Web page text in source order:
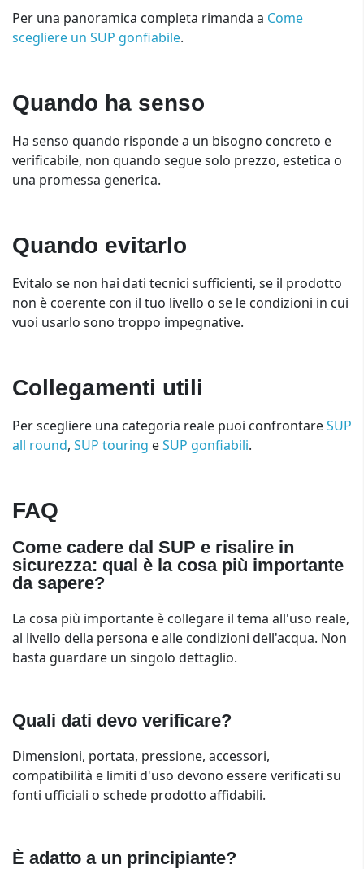
Per una panoramica completa rimanda a Come
scegliere un SUP gonfiabile.
Quando ha senso
Ha senso quando risponde a un bisogno concreto e
verificabile, non quando segue solo prezzo, estetica o
una promessa generica.
Quando evitarlo
Evitalo se non hai dati tecnici sufficienti, se il prodotto
non è coerente con il tuo livello o se le condizioni in cui
vuoi usarlo sono troppo impegnative.
Collegamenti utili
Per scegliere una categoria reale puoi confrontareSUP
all round, SUP touring eSUP gonfiabili.
FAQ
Come cadere dal SUP e risalire in
sicurezza: qual è la cosa più importante
da sapere?
La cosa più importante è collegare il tema all'uso reale,
al livello della persona e alle condizioni dell'acqua. Non
basta guardare un singolo dettaglio.
Quali dati devo verificare?
Dimensioni, portata, pressione, accessori,
compatibilità e limiti d'uso devono essere verificati su
fonti ufficiali o schede prodotto affidabili.
È adatto a un principiante?